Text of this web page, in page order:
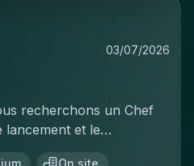
verkoop verder
kwaliteit en
begeleiden en
en ontwikkelingDe
03/07/2026
recherchons un Chef
et le
nouvelle ligne de
On site